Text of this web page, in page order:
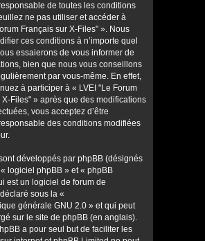
de toutes les conditions
ne pas utiliser et accéder à
Français sur X-Files" ». Nous
ces conditions à n’importe quel
essaierons de vous informer de
bien que nous vous conseillons
par vous-même. En effet,
à participer à « LVEI "Le Forum
X-Files" » après que des modifications
vous acceptez d’être
des conditions modifiées
développés par phpBB (désignés
logiciel phpBB » et « phpBB
est un logiciel de forum de
sous la «
générale GNU 2.0 » et qui peut
sur le site de phpBB (en anglais).
a pour seul but de faciliter les